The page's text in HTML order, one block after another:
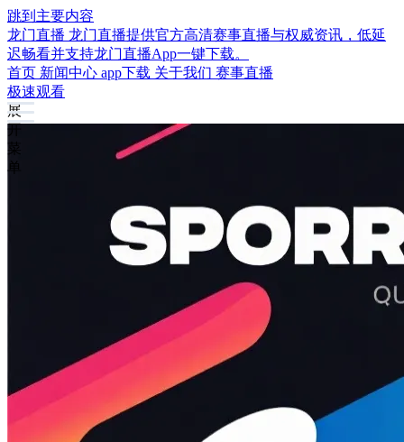
跳到主要内容
龙门直播 龙门直播提供官方高清赛事直播与权威资讯，低延
迟畅看并支持龙门直播App一键下载。
首页 新闻中心 app下载 关于我们 赛事直播
极速观看
展
开
菜
单